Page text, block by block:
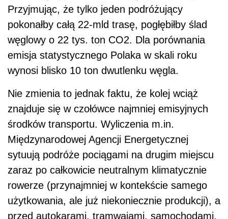
Przyjmując, że tylko jeden podróżujący
pokonałby całą 22-mld trasę, pogłębiłby ślad
węglowy o 22 tys. ton CO2. Dla porównania
emisja statystycznego Polaka w skali roku
wynosi blisko 10 ton dwutlenku węgla.
Nie zmienia to jednak faktu, że kolej wciąż
znajduje się w czołówce najmniej emisyjnych
środków transportu. Wyliczenia m.in.
Międzynarodowej Agencji Energetycznej
sytuują podróże pociągami na drugim miejscu
zaraz po całkowicie neutralnym klimatycznie
rowerze (przynajmniej w kontekście samego
użytkowania, ale już niekoniecznie produkcji), a
przed autokarami, tramwajami, samochodami,